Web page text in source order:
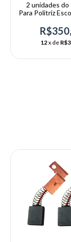
2 unidades
Para Politriz
12x de